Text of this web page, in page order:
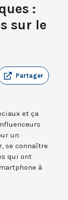
:
sur le
Partager
et ça
un
se connaître
qui ont
à